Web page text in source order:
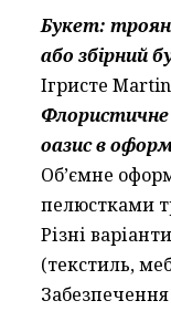
Букет:
або збірний
Ігристе
оазис в
Об’ємне
пелюстками
Різні
(текстиль,
Забезпечення